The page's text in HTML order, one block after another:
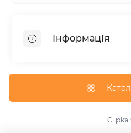
Інформація
Контакти
Clipka